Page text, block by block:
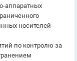
аппаратных
носителей
по контролю за